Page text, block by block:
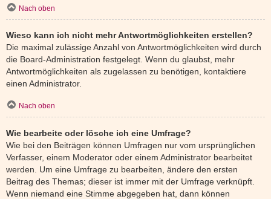
Nach oben
Wieso kann ich nicht mehr Antwortmöglichkeiten erstellen?
Die maximal zulässige Anzahl von Antwortmöglichkeiten wird durch
die Board-Administration festgelegt. Wenn du glaubst, mehr
Antwortmöglichkeiten als zugelassen zu benötigen, kontaktiere
einen Administrator.
Nach oben
Wie bearbeite oder lösche ich eine Umfrage?
Wie bei den Beiträgen können Umfragen nur vom ursprünglichen
Verfasser, einem Moderator oder einem Administrator bearbeitet
werden. Um eine Umfrage zu bearbeiten, ändere den ersten
Beitrag des Themas; dieser ist immer mit der Umfrage verknüpft.
Wenn niemand eine Stimme abgegeben hat, dann können